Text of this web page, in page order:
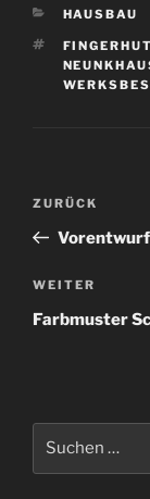
HAUSBAU
Vorheriger
Beitrag
ZURÜCK
Nächster
Beitrag
WEITER
Farbmuster